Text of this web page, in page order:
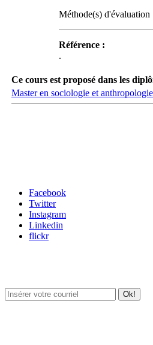
Méthode(s) d'évaluation
Référence :
.
Ce cours est proposé dans les
Master en sociologie et anthropologie
Facebook
Twitter
Instagram
Linkedin
flickr